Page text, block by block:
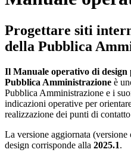
Progettare siti
della Pubblica
Il Manuale operativo di
Pubblica Amministrazione è
Pubblica Amministrazione e i
indicazioni operative per
realizzazione dei punti di
La versione aggiornata
design corrisponde alla 2025.1.